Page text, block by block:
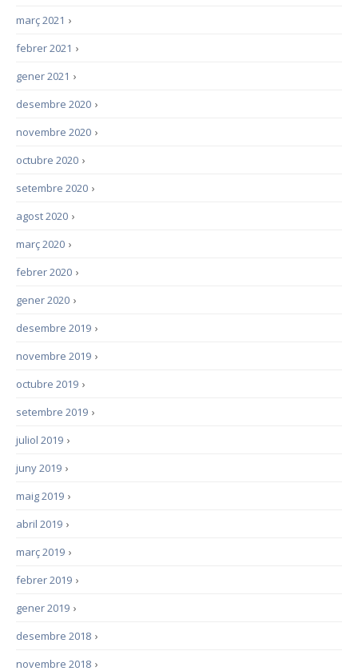
›
març 2021
›
febrer 2021
›
gener 2021
›
desembre 2020
›
novembre 2020
›
octubre 2020
›
setembre 2020
›
agost 2020
›
març 2020
›
febrer 2020
›
gener 2020
›
desembre 2019
›
novembre 2019
›
octubre 2019
›
setembre 2019
›
juliol 2019
›
juny 2019
›
maig 2019
›
abril 2019
›
març 2019
›
febrer 2019
›
gener 2019
›
desembre 2018
›
novembre 2018